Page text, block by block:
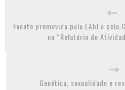
Evento promovido pelo LAbI e pelo
no “Relatório de
Genética, sexualidade e